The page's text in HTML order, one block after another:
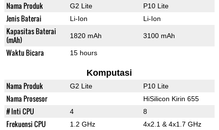
Nama Produk G2 Lite P10 Lite
Jenis Baterai Li-Ion Li-Ion
Kapasitas Baterai
(mAh)
1820 mAh 3100 mAh
Waktu Bicara 15 hours
Komputasi
Nama Produk G2 Lite P10 Lite
Nama Prosesor HiSilicon Kirin 655
# Inti CPU 4 8
Frekuensi CPU 1.2 GHz 4x2.1 & 4x1.7 GHz